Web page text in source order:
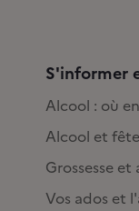
S'informer
Alcool : où
Alcool et
Grossesse
Vos ados et